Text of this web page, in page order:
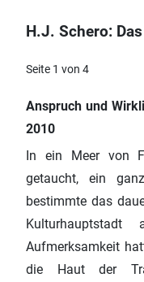
H.J. Schero:
Seite 1 von 4
Anspruch und
2010
In ein Meer von
getaucht, ein
bestimmte das
Aufmerksamkeit
die Haut der